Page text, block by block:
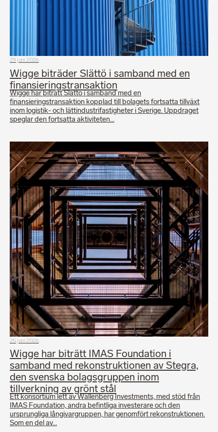
29 juni 2026
Wigge biträder Slättö i samband med en
finansieringstransaktion
Wigge har biträtt Slättö i samband med en
finansieringstransaktion kopplad till bolagets fortsatta tillväxt
inom logistik- och lättindustrifastigheter i Sverige. Uppdraget
speglar den fortsatta aktiviteten…
25 juni 2026
Wigge har biträtt IMAS Foundation i
samband med rekonstruktionen av Stegra,
den svenska bolagsgruppen inom
tillverkning av grönt stål
Ett konsortium lett av Wallenberg Investments, med stöd från
IMAS Foundation, andra befintliga investerare och den
ursprungliga långivargruppen, har genomfört rekonstruktionen.
Som en del av…